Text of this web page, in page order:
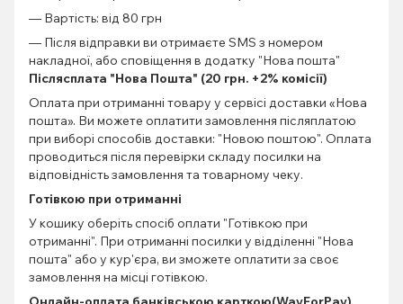
— Вартість: від 80 грн
— Після відправки ви отримаєте SMS з номером
накладної, або сповіщення в додатку "Нова пошта"
Післясплата "Нова Пошта" (20 грн. +2% комісії)
Оплата при отриманні товару у сервісі доставки «Нова
пошта». Ви можете оплатити замовлення післяплатою
при виборі способів доставки: "Новою поштою". Оплата
проводиться після перевірки складу посилки на
відповідність замовлення та товарному чеку.
Готівкою при отриманні
У кошику оберіть спосіб оплати "Готівкою при
отриманні". При отриманні посилки у відділенні "Нова
пошта" або у кур'єра, ви зможете оплатити за своє
замовлення на місці готівкою.